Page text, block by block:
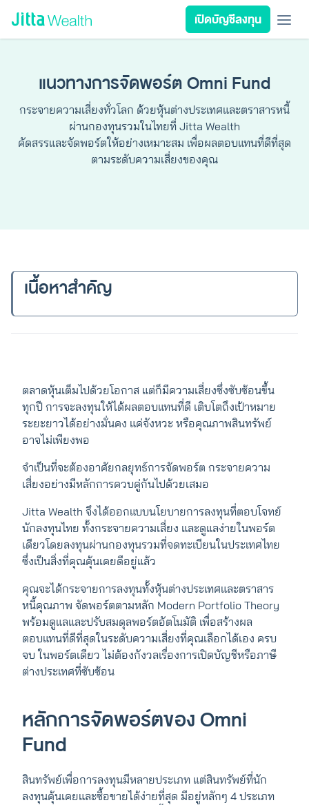
เปิดบัญชีลงทุน
ลงทุนตามเป้าหมาย
นโยบายลงทุน
รีวิวพอร์ต
แนวทางการจัดพอร์ต Omni Fund
กระจายความเสี่ยงทั่วโลก ด้วยหุ้นต่างประเทศและตราสารหนี้
ผ่านกองทุนรวมในไทยที่ Jitta Wealth
คัดสรรและจัดพอร์ตให้อย่างเหมาะสม เพื่อผลตอบแทนที่ดีที่สุด
ตามระดับความเสี่ยงของคุณ
เนื้อหาสำคัญ
ตลาดหุ้นเต็มไปด้วยโอกาส แต่ก็มีความเสี่ยงซึ่งซับซ้อนขึ้น
ทุกปี การจะลงทุนให้ได้ผลตอบแทนที่ดี เติบโตถึงเป้าหมาย
ระยะยาวได้อย่างมั่นคง แค่จังหวะ หรือคุณภาพสินทรัพย์
อาจไม่เพียงพอ
จำเป็นที่จะต้องอาศัยกลยุทธ์การจัดพอร์ต กระจายความ
เสี่ยงอย่างมีหลักการควบคู่กันไปด้วยเสมอ
Jitta Wealth จึงได้ออกแบบนโยบายการลงทุนที่ตอบโจทย์
นักลงทุนไทย ทั้งกระจายความเสี่ยง และดูแลง่ายในพอร์ต
เดียวโดยลงทุนผ่านกองทุนรวมที่จดทะเบียนในประเทศไทย
ซึ่งเป็นสิ่งที่คุณคุ้นเคยดีอยู่แล้ว
คุณจะได้กระจายการลงทุนทั้งหุ้นต่างประเทศและตราสาร
หนี้คุณภาพ จัดพอร์ตตามหลัก Modern Portfolio Theory
พร้อมดูแลและปรับสมดุลพอร์ตอัตโนมัติ เพื่อสร้างผล
ตอบแทนที่ดีที่สุดในระดับความเสี่ยงที่คุณเลือกได้เอง ครบ
จบ ในพอร์ตเดียว ไม่ต้องกังวลเรื่องการเปิดบัญชีหรือภาษี
ต่างประเทศที่ซับซ้อน
หลักการจัดพอร์ตของ Omni
Fund
สินทรัพย์เพื่อการลงทุนมีหลายประเภท แต่สินทรัพย์ที่นัก
ลงทุนคุ้นเคยและซื้อขายได้ง่ายที่สุด มีอยู่หลักๆ 4 ประเภท